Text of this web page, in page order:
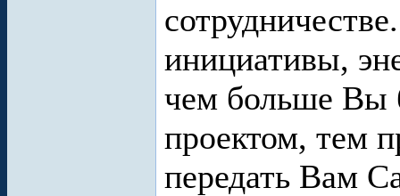
инициативы,
чем больше Вы
проектом, тем
передать Вам